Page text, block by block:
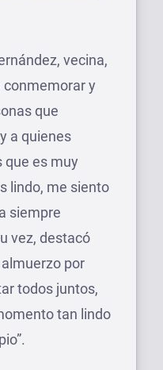
vecina,
conmemorar y
que
a quienes
que es muy
lindo, me siento
siempre
vez, destacó
por
todos juntos,
tan lindo